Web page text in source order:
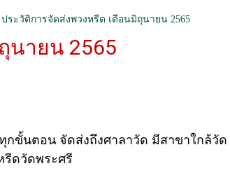
ประวัติการจัดส่งพวงหรีด เดือนมิถุนายน 2565
นายน 2565
ขั้นตอน จัดส่งถึงศาลาวัด มีสาขาใกล้วั
รีดวัดพระศรี